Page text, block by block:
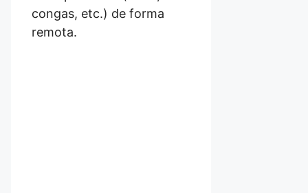
congas, etc.) de forma
remota.